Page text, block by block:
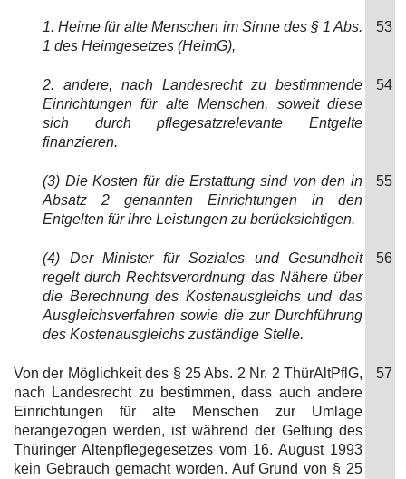
1. Heime für alte Menschen im Sinne des § 1 Abs.
1 des Heimgesetzes (HeimG),
53
2. andere, nach Landesrecht zu bestimmende
Einrichtungen für alte Menschen, soweit diese
sich durch pflegesatzrelevante Entgelte
finanzieren.
54
(3) Die Kosten für die Erstattung sind von den in
Absatz 2 genannten Einrichtungen in den
Entgelten für ihre Leistungen zu berücksichtigen.
55
(4) Der Minister für Soziales und Gesundheit
regelt durch Rechtsverordnung das Nähere über
die Berechnung des Kostenausgleichs und das
Ausgleichsverfahren sowie die zur Durchführung
des Kostenausgleichs zuständige Stelle.
56
Von der Möglichkeit des § 25 Abs. 2 Nr. 2 ThürAltPflG,
nach Landesrecht zu bestimmen, dass auch andere
Einrichtungen für alte Menschen zur Umlage
herangezogen werden, ist während der Geltung des
Thüringer Altenpflegegesetzes vom 16. August 1993
kein Gebrauch gemacht worden. Auf Grund von § 25
57